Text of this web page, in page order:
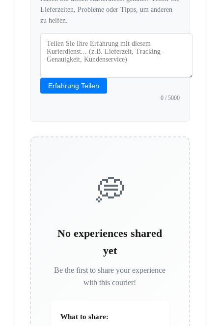
Lieferzeiten, Probleme oder Tipps, um anderen
zu helfen.
Erfahrung Teilen
0 / 5000
💭
No experiences shared
yet
Be the first to share your experience
with this courier!
What to share: